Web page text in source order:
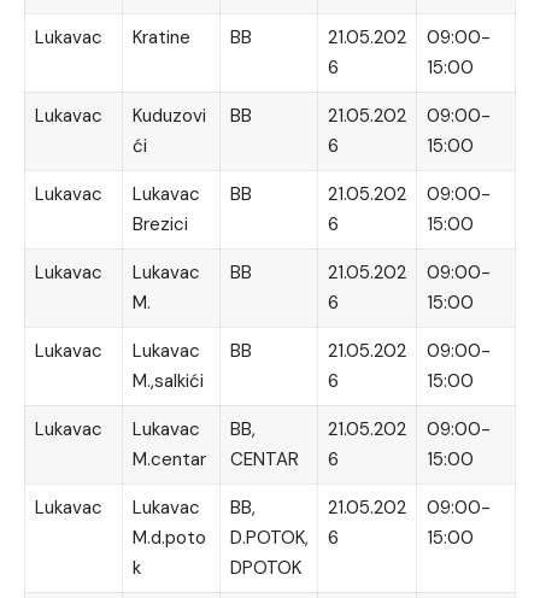
Lukavac
Kratine BB
21.05.202
6
09:00-
15:00
Lukavac
Kuduzovi
ći
BB
21.05.202
6
09:00-
15:00
Lukavac
Lukavac
Brezici
BB
21.05.202
6
09:00-
15:00
Lukavac
Lukavac
M.
BB
21.05.202
6
09:00-
15:00
Lukavac
Lukavac
M.,salkići
BB
21.05.202
6
09:00-
15:00
Lukavac
Lukavac
M.centar
BB,
CENTAR
21.05.202
6
09:00-
15:00
Lukavac
Lukavac
M.d.poto
k
BB,
D.POTOK,
DPOTOK
21.05.202
6
09:00-
15:00